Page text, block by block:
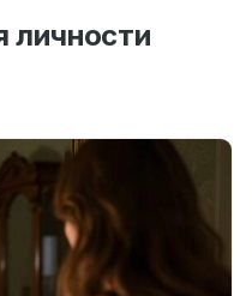
личности